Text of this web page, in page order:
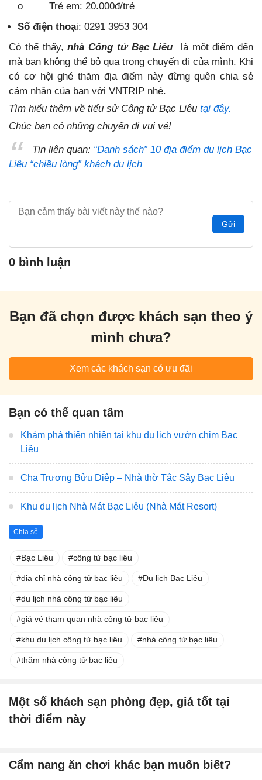
o Trẻ em: 20.000đ/trẻ
Số điện thoại: 0291 3953 304
Có thể thấy,nhà Công tử Bạc Liêu là một điểm đến
mà bạn không thể bỏ qua trong chuyến đi của mình. Khi
có cơ hội ghé thăm địa điểm này đừng quên chia sẻ
cảm nhận của bạn với VNTRIP nhé.
Tìm hiểu thêm về tiểu sử Công tử Bạc Liêu tại đây.
Chúc bạn có những chuyến đi vui vẻ!
Tin liên quan: “Danh sách” 10 địa điểm du lịch Bạc
Liêu “chiều lòng” khách du lịch
Gửi
0 bình luận
Bạn đã chọn được khách sạn theo ý
mình chưa?
Xem các khách sạn có ưu đãi
Bạn có thể quan tâm
Khám phá thiên nhiên tại khu du lịch vườn chim Bạc
Liêu
Cha Trương Bửu Diệp – Nhà thờ Tắc Sậy Bạc Liêu
Khu du lịch Nhà Mát Bạc Liêu (Nhà Mát Resort)
Chia sẻ
Bạc Liêu công tử bạc liêu
địa chỉ nhà công tử bạc liêu Du lịch Bạc Liêu
du lịch nhà công tử bạc liêu
giá vé tham quan nhà công tử bạc liêu
khu du lịch công tử bạc liêu nhà công tử bạc liêu
thăm nhà công tử bạc liêu
Một số khách sạn phòng đẹp, giá tốt tại
thời điểm này
Cẩm nang ăn chơi khác bạn muốn biết?